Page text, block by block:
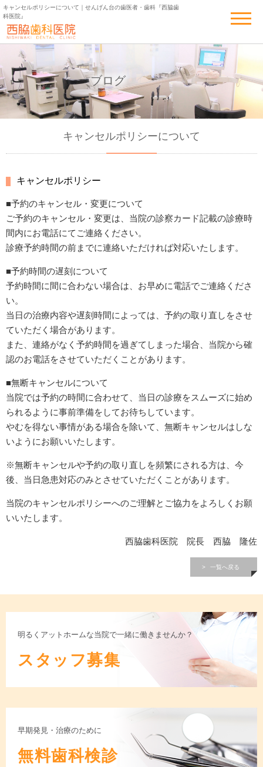
キャンセルポリシーについて｜せんげん台の歯医者・歯科『西脇歯
科医院』
ブログ
キャンセルポリシーについて
キャンセルポリシー
■予約のキャンセル・変更について
ご予約のキャンセル・変更は、当院の診察カード記載の診療時
間内にお電話にてご連絡ください。
診療予約時間の前までに連絡いただければ対応いたします。
■予約時間の遅刻について
予約時間に間に合わない場合は、お早めに電話でご連絡くださ
い。
当日の治療内容や遅刻時間によっては、予約の取り直しをさせ
ていただく場合があります。
また、連絡がなく予約時間を過ぎてしまった場合、当院から確
認のお電話をさせていただくことがあります。
■無断キャンセルについて
当院では予約の時間に合わせて、当日の診療をスムーズに始め
られるように事前準備をしてお待ちしています。
やむを得ない事情がある場合を除いて、無断キャンセルはしな
いようにお願いいたします。
※無断キャンセルや予約の取り直しを頻繁にされる方は、今
後、当日急患対応のみとさせていただくことがあります。
当院のキャンセルポリシーへのご理解とご協力をよろしくお願
いいたします。
西脇歯科医院 院長 西脇 隆佐
一覧へ戻る
明るくアットホームな当院で一緒に働きませんか？
スタッフ募集
早期発見・治療のために
無料歯科検診